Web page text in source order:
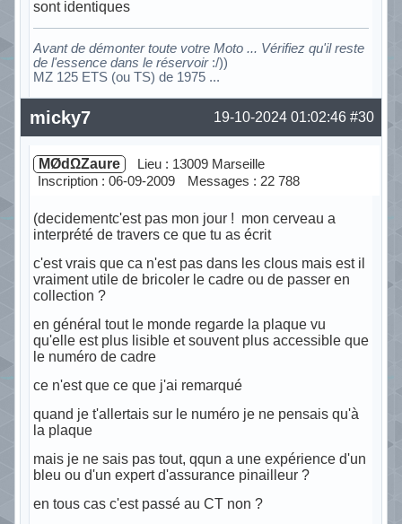
sont identiques
Avant de démonter toute votre Moto ... Vérifiez qu'il reste
de l'essence dans le réservoir:/))
MZ 125 ETS (ou TS) de 1975 ...
Hors ligne #30
19-10-2024 01:02:46
micky7
MØdΩZaure
Lieu : 13009 Marseille
Inscription : 06-09-2009
Messages : 22 788
(decidementc'est pas mon jour ! mon cerveau a
interprété de travers ce que tu as écrit
c'est vrais que ca n'est pas dans les clous mais est il
vraiment utile de bricoler le cadre ou de passer en
collection ?
en général tout le monde regarde la plaque vu
qu'elle est plus lisible et souvent plus accessible que
le numéro de cadre
ce n'est que ce que j'ai remarqué
quand je t'allertais sur le numéro je ne pensais qu'à
la plaque
mais je ne sais pas tout, qqun a une expérience d'un
bleu ou d'un expert d'assurance pinailleur ?
en tous cas c'est passé au CT non ?